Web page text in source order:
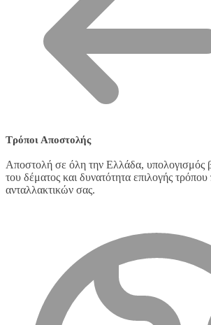
Τρόποι Αποστολής
Αποστολή σε όλη την Ελλάδα, υπολογισμός
του δέματος και δυνατότητα επιλογής
ανταλλακτικών σας.